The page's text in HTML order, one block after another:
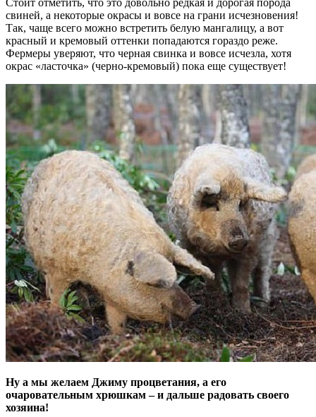
Стоит отметить, что это довольно редкая и дорогая порода
свиней, а некоторые окрасы и вовсе на грани исчезновения!
Так, чаще всего можно встретить белую мангалицу, а вот
красный и кремовый оттенки попадаются гораздо реже.
Фермеры уверяют, что черная свинка и вовсе исчезла, хотя
окрас «ласточка» (черно-кремовый) пока еще существует!
Ну а мы желаем Джиму процветания, а его
очаровательным хрюшкам – и дальше радовать своего
хозяина!